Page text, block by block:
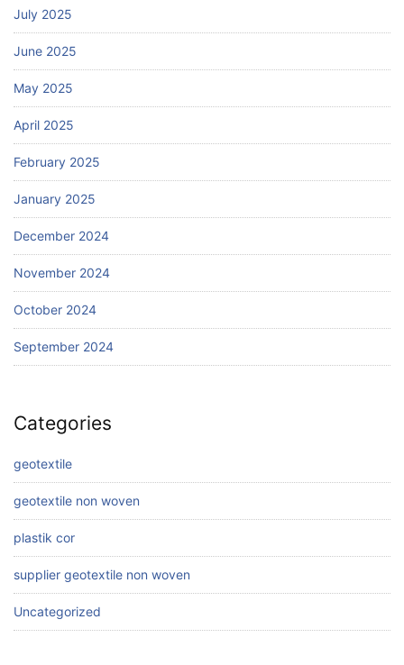
July 2025
June 2025
May 2025
April 2025
February 2025
January 2025
December 2024
November 2024
October 2024
September 2024
Categories
geotextile
geotextile non woven
plastik cor
supplier geotextile non woven
Uncategorized